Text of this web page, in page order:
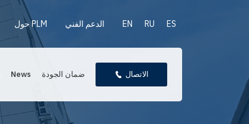
حول PLM الدعم الفني EN RU ES
News ضمان الجودة الاتصال